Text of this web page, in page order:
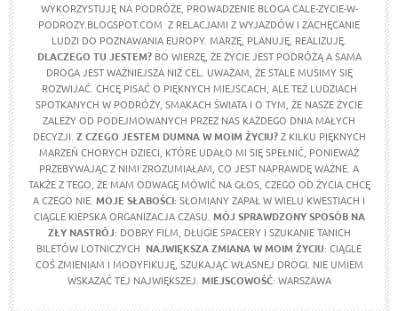
WYKORZYSTUJĘ NA PODRÓŻE, PROWADZENIE BLOGA CALE-ZYCIE-W-
PODROZY.BLOGSPOT.COM Z RELACJAMI Z WYJAZDÓW I ZACHĘCANIE
LUDZI DO POZNAWANIA EUROPY. MARZĘ, PLANUJĘ, REALIZUJĘ.
DLACZEGO TU JESTEM?BO WIERZĘ, ŻE ŻYCIE JEST PODRÓŻĄ A SAMA
DROGA JEST WAŻNIEJSZA NIŻ CEL. UWAŻAM, ŻE STALE MUSIMY SIĘ
ROZWIJAĆ. CHCĘ PISAĆ O PIĘKNYCH MIEJSCACH, ALE TEŻ LUDZIACH
SPOTKANYCH W PODRÓŻY, SMAKACH ŚWIATA I O TYM, ŻE NASZE ŻYCIE
ZALEŻY OD PODEJMOWANYCH PRZEZ NAS KAŻDEGO DNIA MAŁYCH
DECYZJI. Z CZEGO JESTEM DUMNA W MOIM ŻYCIU?Z KILKU PIĘKNYCH
MARZEŃ CHORYCH DZIECI, KTÓRE UDAŁO MI SIĘ SPEŁNIĆ, PONIEWAŻ
PRZEBYWAJĄC Z NIMI ZROZUMIAŁAM, CO JEST NAPRAWDĘ WAŻNE. A
TAKŻE Z TEGO, ŻE MAM ODWAGĘ MÓWIĆ NA GŁOS, CZEGO OD ŻYCIA CHCĘ
A CZEGO NIE. MOJE SŁABOŚCI: SŁOMIANY ZAPAŁ W WIELU KWESTIACH I
CIĄGLE KIEPSKA ORGANIZACJA CZASU. MÓJ SPRAWDZONY SPOSÓB NA
ZŁY NASTRÓJ: DOBRY FILM, DŁUGIE SPACERY I SZUKANIE TANICH
BILETÓW LOTNICZYCH NAJWIĘKSZA ZMIANA W MOIM ŻYCIU: CIĄGLE
COŚ ZMIENIAM I MODYFIKUJĘ, SZUKAJĄC WŁASNEJ DROGI. NIE UMIEM
WSKAZAĆ TEJ NAJWIĘKSZEJ. MIEJSCOWOŚĆ: WARSZAWA